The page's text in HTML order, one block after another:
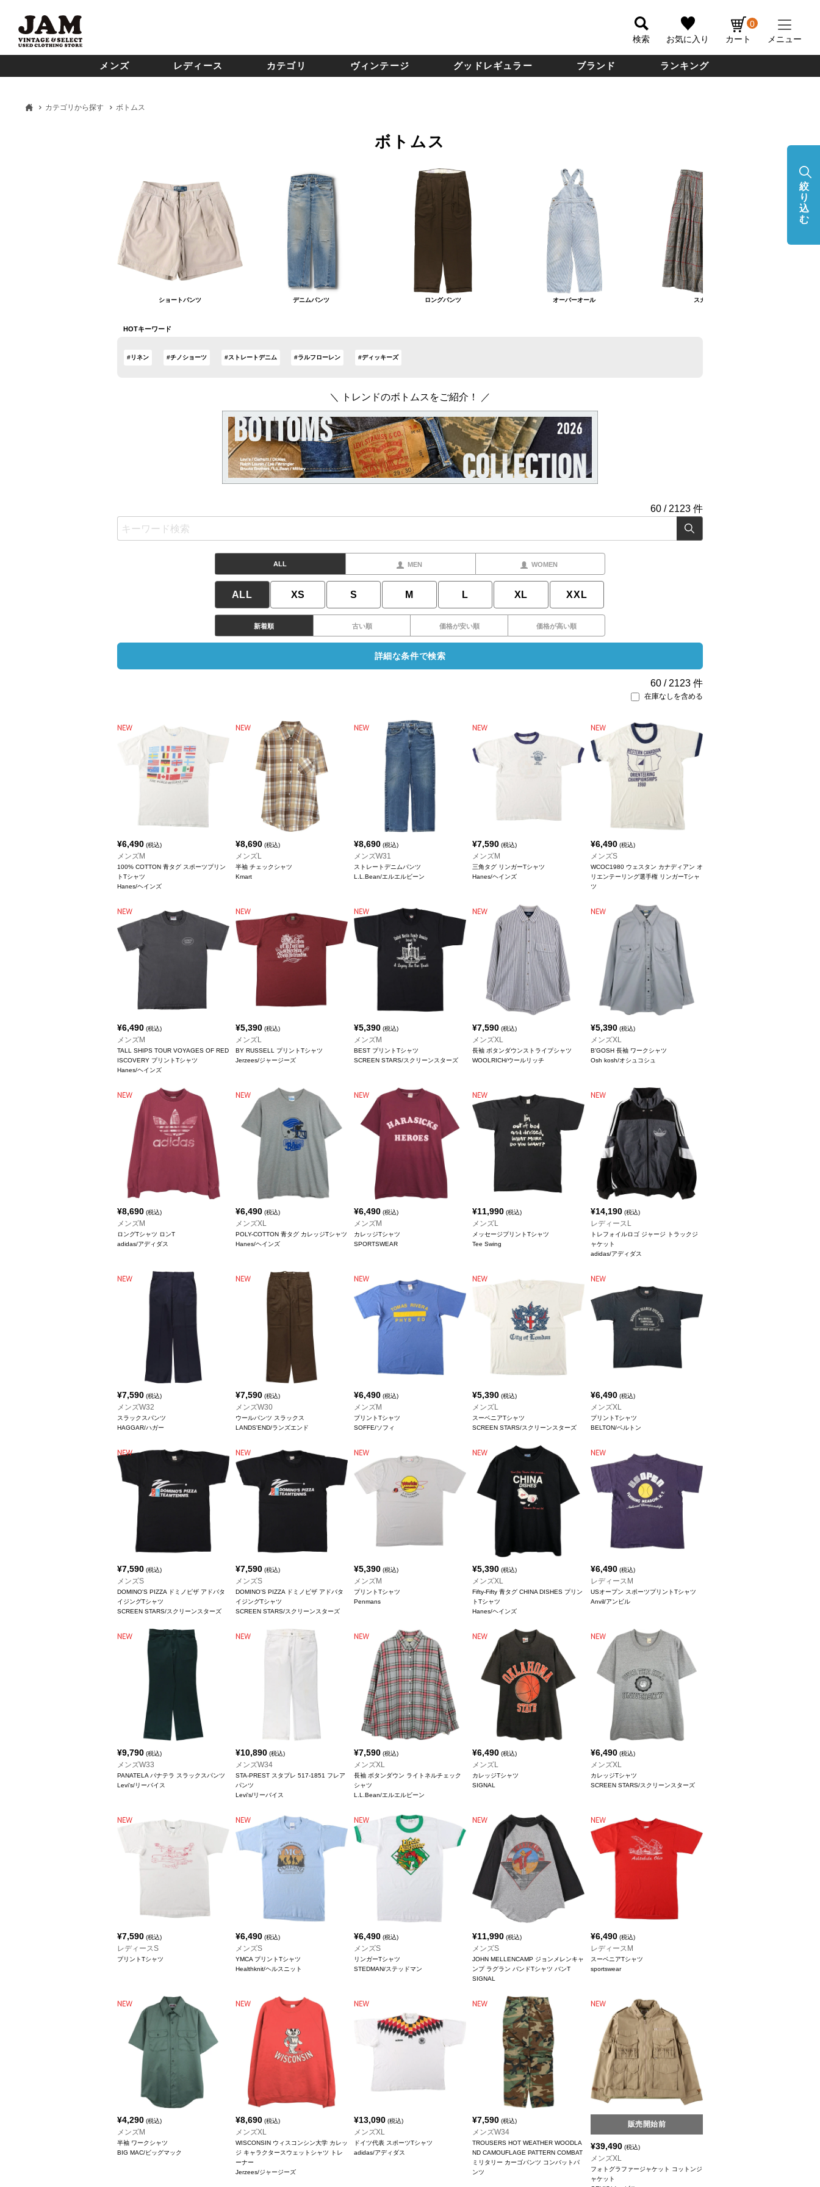
検索 お気に入り カート
0
メニュー
メンズ レディース カテゴリ ヴィンテージ グッドレギュラー ブランド ランキング
カテゴリから探す ボトムス
ボトムス
ショートパンツ デニムパンツ ロングパンツ オーバーオール スカート
HOTキーワード
#リネン #チノショーツ #ストレートデニム #ラルフローレン #ディッキーズ
＼ トレンドのボトムスをご紹介！ ／
60 / 2123 件
ALL MEN WOMEN
ALL XS S M L XL XXL
新着順 古い順 価格が安い順 価格が高い順
詳細な条件で検索
60 / 2123 件
在庫なしを含める
¥6,490 (税込)
メンズM
100% COTTON 青タグ スポーツプリン
トTシャツ
Hanes/ヘインズ
¥8,690 (税込)
メンズL
半袖 チェックシャツ
Kmart
¥8,690 (税込)
メンズW31
ストレートデニムパンツ
L.L.Bean/エルエルビーン
¥7,590 (税込)
メンズM
三角タグ リンガーTシャツ
Hanes/ヘインズ
¥6,490 (税込)
メンズS
WCOC1980 ウェスタン カナディアン オ
リエンテーリング選手権 リンガーTシャ
ツ
¥6,490 (税込)
メンズM
TALL SHIPS TOUR VOYAGES OF RED
ISCOVERY プリントTシャツ
Hanes/ヘインズ
¥5,390 (税込)
メンズL
BY RUSSELL プリントTシャツ
Jerzees/ジャージーズ
¥5,390 (税込)
メンズM
BEST プリントTシャツ
SCREEN STARS/スクリーンスターズ
¥7,590 (税込)
メンズXL
長袖 ボタンダウンストライプシャツ
WOOLRICH/ウールリッチ
¥5,390 (税込)
メンズXL
B'GOSH 長袖 ワークシャツ
Osh kosh/オシュコシュ
¥8,690 (税込)
メンズM
ロングTシャツ ロンT
adidas/アディダス
¥6,490 (税込)
メンズXL
POLY-COTTON 青タグ カレッジTシャツ
Hanes/ヘインズ
¥6,490 (税込)
メンズM
カレッジTシャツ
SPORTSWEAR
¥11,990 (税込)
メンズL
メッセージプリントTシャツ
Tee Swing
¥14,190 (税込)
レディースL
トレフォイルロゴ ジャージ トラックジ
ャケット
adidas/アディダス
¥7,590 (税込)
メンズW32
スラックスパンツ
HAGGAR/ハガー
¥7,590 (税込)
メンズW30
ウールパンツ スラックス
LANDS'END/ランズエンド
¥6,490 (税込)
メンズM
プリントTシャツ
SOFFE/ソフィ
¥5,390 (税込)
メンズL
スーベニアTシャツ
SCREEN STARS/スクリーンスターズ
¥6,490 (税込)
メンズXL
プリントTシャツ
BELTON/ベルトン
¥7,590 (税込)
メンズS
DOMINO'S PIZZA ドミノピザ アドバタ
イジングTシャツ
SCREEN STARS/スクリーンスターズ
¥7,590 (税込)
メンズS
DOMINO'S PIZZA ドミノピザ アドバタ
イジングTシャツ
SCREEN STARS/スクリーンスターズ
¥5,390 (税込)
メンズM
プリントTシャツ
Penmans
¥5,390 (税込)
メンズXL
Fifty-Fifty 青タグ CHINA DISHES プリン
トTシャツ
Hanes/ヘインズ
¥6,490 (税込)
レディースM
USオープン スポーツプリントTシャツ
Anvil/アンビル
¥9,790 (税込)
メンズW33
PANATELA パナテラ スラックスパンツ
Levi's/リーバイス
¥10,890 (税込)
メンズW34
STA-PREST スタプレ 517-1851 フレア
パンツ
Levi's/リーバイス
¥7,590 (税込)
メンズXL
長袖 ボタンダウン ライトネルチェック
シャツ
L.L.Bean/エルエルビーン
¥6,490 (税込)
メンズL
カレッジTシャツ
SIGNAL
¥6,490 (税込)
メンズXL
カレッジTシャツ
SCREEN STARS/スクリーンスターズ
¥7,590 (税込)
レディースS
プリントTシャツ
¥6,490 (税込)
メンズS
YMCA プリントTシャツ
Healthknit/ヘルスニット
¥6,490 (税込)
メンズS
リンガーTシャツ
STEDMAN/ステッドマン
¥11,990 (税込)
メンズS
JOHN MELLENCAMP ジョンメレンキャ
ンプ ラグラン バンドTシャツ バンT
SIGNAL
¥6,490 (税込)
レディースM
スーベニアTシャツ
sportswear
¥4,290 (税込)
メンズM
半袖 ワークシャツ
BIG MAC/ビッグマック
¥8,690 (税込)
メンズXL
WISCONSIN ウィスコンシン大学 カレッ
ジ キャラクタースウェットシャツ トレ
ーナー
Jerzees/ジャージーズ
¥13,090 (税込)
メンズXL
ドイツ代表 スポーツTシャツ
adidas/アディダス
¥7,590 (税込)
メンズW34
TROUSERS HOT WEATHER WOODLA
ND CAMOUFLAGE PATTERN COMBAT
ミリタリー カーゴパンツ コンバットパ
ンツ
販売開始前
¥39,490 (税込)
メンズXL
フォトグラファージャケット コットンジ
ャケット
絞
り
込
む